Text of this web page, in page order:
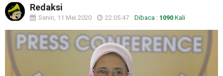
Redaksi
Senin, 11 Mei 2020 22:05:47 Dibaca : 1090 Kali